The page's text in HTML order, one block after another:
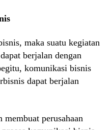
maka suatu kegiatan
berjalan dengan
komunikasi bisnis
dapat berjalan
perusahaan